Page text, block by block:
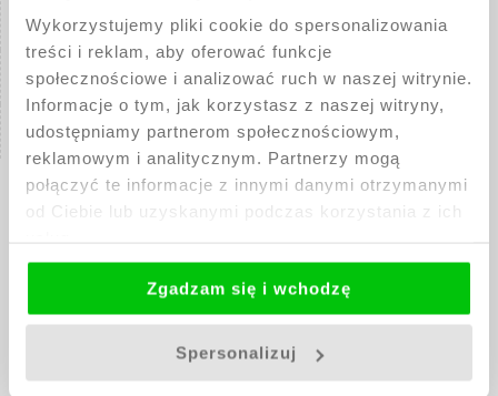
Wykorzystujemy pliki cookie do spersonalizowania
treści i reklam, aby oferować funkcje
społecznościowe i analizować ruch w naszej witrynie.
Informacje o tym, jak korzystasz z naszej witryny,
udostępniamy partnerom społecznościowym,
reklamowym i analitycznym. Partnerzy mogą
połączyć te informacje z innymi danymi otrzymanymi
od Ciebie lub uzyskanymi podczas korzystania z ich
Zgadzam się i wchodzę
Spersonalizuj
INFORMACJE
MOJE KONTO